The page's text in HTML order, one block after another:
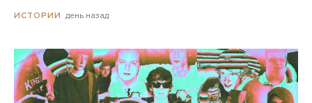
ИСТОРИИ день назад